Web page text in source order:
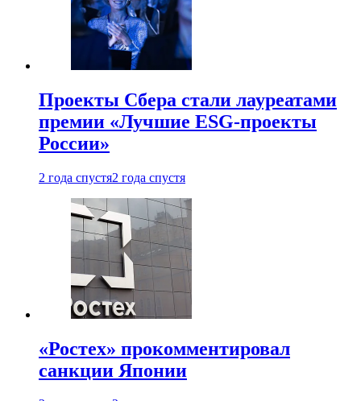
Проекты Сбера стали лауреатами
премии «Лучшие ESG-проекты
России»
2 года спустя2 года спустя
«Ростех» прокомментировал
санкции Японии